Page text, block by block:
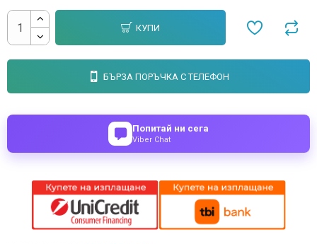
КУПИ
БЪРЗА ПОРЪЧКА С ТЕЛЕФОН
Попитай ни сега
Viber Chat